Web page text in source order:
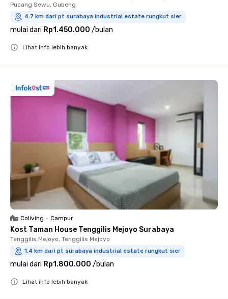
Pucang Sewu, Gubeng
4.7 km dari pt surabaya industrial estate rungkut sier
mulai dari Rp1.450.000 /bulan
Lihat info lebih banyak
Coliving • Campur
Kost Taman House Tenggilis Mejoyo Surabaya
Tenggilis Mejoyo, Tenggilis Mejoyo
1.4 km dari pt surabaya industrial estate rungkut sier
mulai dari Rp1.800.000 /bulan
Lihat info lebih banyak